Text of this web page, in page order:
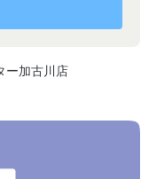
ー加古川店